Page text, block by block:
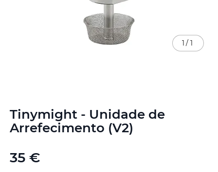
Tinymight - Unidade de
Arrefecimento (V2)
35 €
1 / 1
para
o
início
Galeria
de